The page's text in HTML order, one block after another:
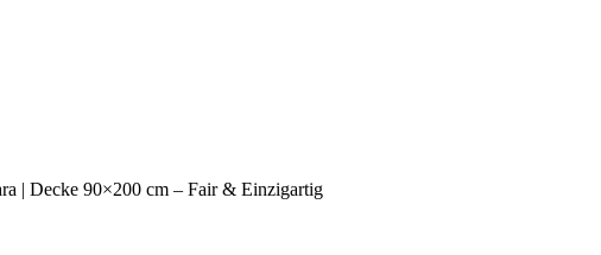
| Decke 90×200 cm – Fair & Einzigartig